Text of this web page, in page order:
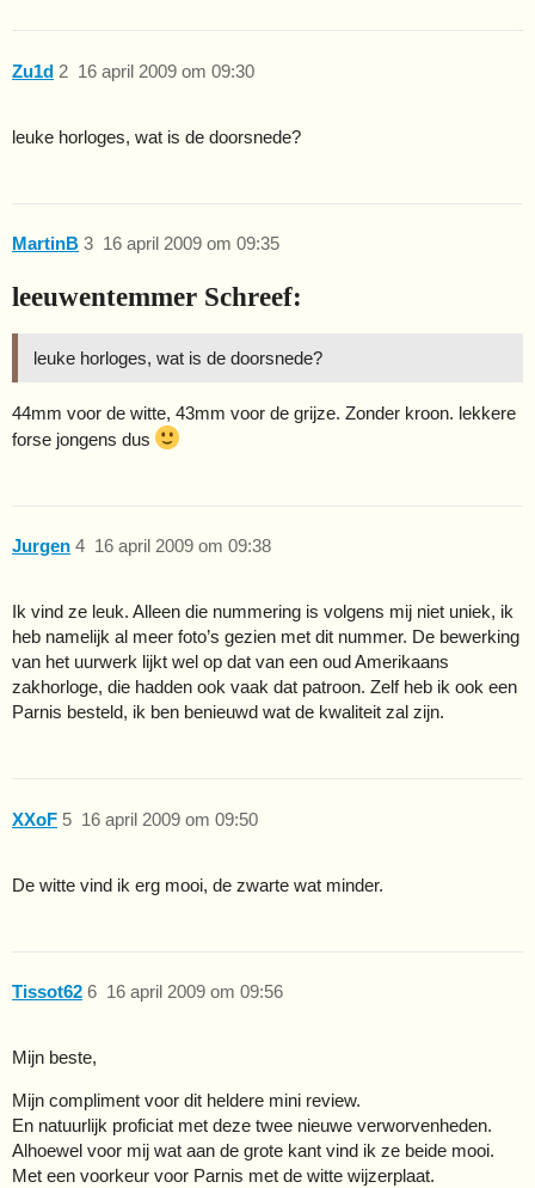
Zu1d 16 april 2009 om 09:30
2
leuke horloges, wat is de doorsnede?
MartinB 16 april 2009 om 09:35
3
leeuwentemmer Schreef:
leuke horloges, wat is de doorsnede?
44mm voor de witte, 43mm voor de grijze. Zonder kroon. lekkere
forse jongens dus
Jurgen 16 april 2009 om 09:38
4
Ik vind ze leuk. Alleen die nummering is volgens mij niet uniek, ik
heb namelijk al meer foto’s gezien met dit nummer. De bewerking
van het uurwerk lijkt wel op dat van een oud Amerikaans
zakhorloge, die hadden ook vaak dat patroon. Zelf heb ik ook een
Parnis besteld, ik ben benieuwd wat de kwaliteit zal zijn.
XXoF 16 april 2009 om 09:50
5
De witte vind ik erg mooi, de zwarte wat minder.
Tissot62 16 april 2009 om 09:56
6
Mijn beste,
Mijn compliment voor dit heldere mini review.
En natuurlijk proficiat met deze twee nieuwe verworvenheden.
Alhoewel voor mij wat aan de grote kant vind ik ze beide mooi.
Met een voorkeur voor Parnis met de witte wijzerplaat.